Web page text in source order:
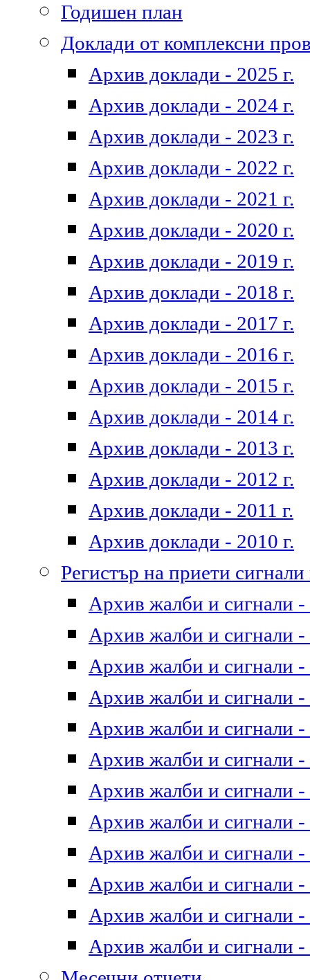
Годишен план
Доклади от комплексни
Архив доклади - 2025 г.
Архив доклади - 2024 г.
Архив доклади - 2023 г.
Архив доклади - 2022 г.
Архив доклади - 2021 г.
Архив доклади - 2020 г.
Архив доклади - 2019 г.
Архив доклади - 2018 г.
Архив доклади - 2017 г.
Архив доклади - 2016 г.
Архив доклади - 2015 г.
Архив доклади - 2014 г.
Архив доклади - 2013 г.
Архив доклади - 2012 г.
Архив доклади - 2011 г.
Архив доклади - 2010 г.
Регистър на приети
Архив жалби и сигнали -
Архив жалби и сигнали -
Архив жалби и сигнали -
Архив жалби и сигнали -
Архив жалби и сигнали -
Архив жалби и сигнали -
Архив жалби и сигнали -
Архив жалби и сигнали -
Архив жалби и сигнали -
Архив жалби и сигнали -
Архив жалби и сигнали -
Архив жалби и сигнали -